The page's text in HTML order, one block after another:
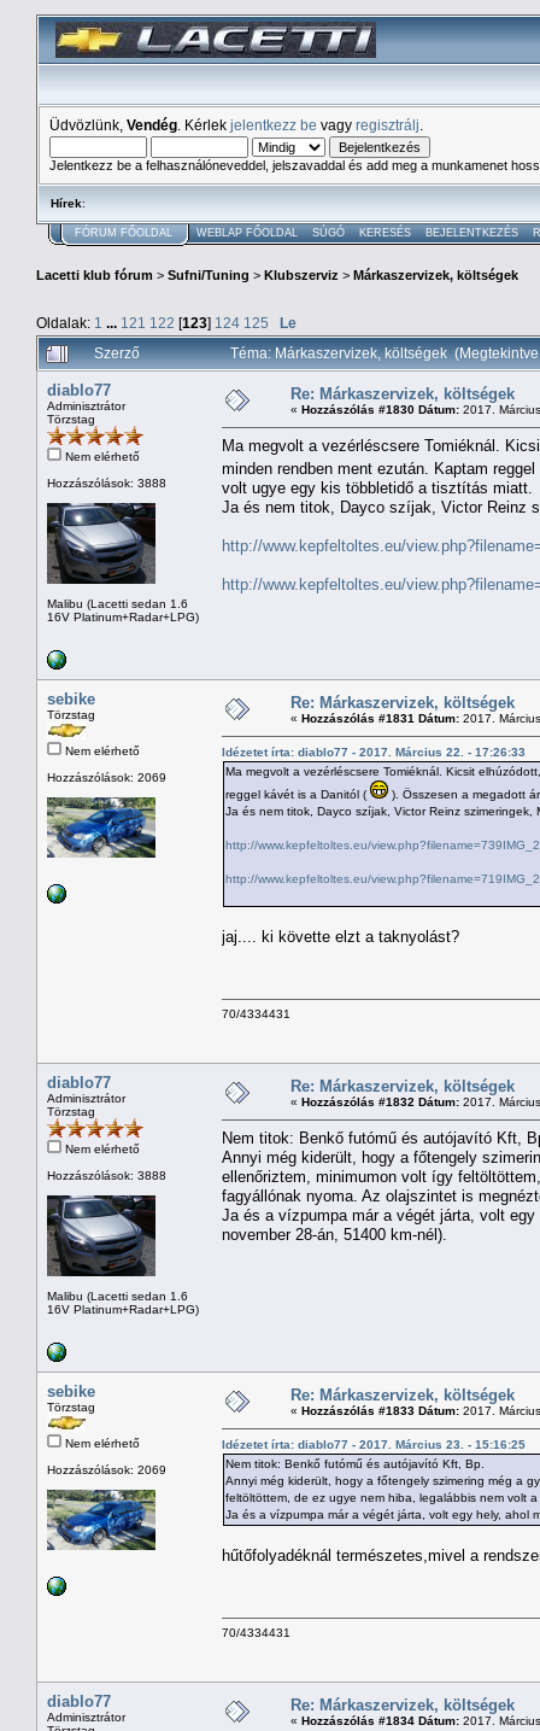
Üdvözlünk, Vendég . Kérlek jelentkezz be vagy regisztrálj
Jelentkezz be a felhasználóneveddel, jelszavaddal és add meg a munkamenet
Hírek:
FÓRUM FŐOLDAL WEBLAP FŐOLDAL SÚGÓ KERESÉS BEJELENTKEZÉS
Lacetti klub fórum > Sufni/Tuning > Klubszerviz > Márkaszervizek, költségek
Oldalak: 1 ... 121 122 [123] 124 125
Le
Szerző
Téma: Márkaszervizek, költségek
diablo77
Adminisztrátor
Törzstag
Nem elérhető
Hozzászólások: 3888
Malibu (Lacetti sedan 1.6
16V Platinum+Radar+LPG)
Re: Márkaszervizek, költségek
« Hozzászólás #1830 Dátum: 2017.
Ma megvolt a vezérléscsere Tomiéknál.
minden rendben ment ezután. Kaptam
volt ugye egy kis többletidő a tisztítás miatt.
Ja és nem titok, Dayco szíjak, Victor Reinz
http://www.kepfeltoltes.eu/
http://www.kepfeltoltes.eu/
sebike
Törzstag
Nem elérhető
Hozzászólások: 2069
Re: Márkaszervizek, költségek
« Hozzászólás #1831 Dátum: 2017.
Idézetet írta: diablo77 - 2017. Március 22. - 17:26:33
Ma megvolt a vezérléscsere Tomiéknál. Kicsit
reggel kávét is a Danitól (
). Összesen a megadott
Ja és nem titok, Dayco szíjak, Victor Reinz
http://www.kepfeltoltes.eu/
http://www.kepfeltoltes.eu/
jaj.... ki követte elzt a taknyolást?
70/4334431
diablo77
Adminisztrátor
Törzstag
Nem elérhető
Hozzászólások: 3888
Malibu (Lacetti sedan 1.6
16V Platinum+Radar+LPG)
Re: Márkaszervizek, költségek
« Hozzászólás #1832 Dátum: 2017.
Nem titok: Benkő futómű és autójavító Kft,
Annyi még kiderült, hogy a főtengely
ellenőriztem, minimumon volt így
fagyállónak nyoma. Az olajszintet is
Ja és a vízpumpa már a végét járta, volt
november 28-án, 51400 km-nél).
sebike
Törzstag
Nem elérhető
Hozzászólások: 2069
Re: Márkaszervizek, költségek
« Hozzászólás #1833 Dátum: 2017.
Idézetet írta: diablo77 - 2017. Március 23. - 15:16:25
Nem titok: Benkő futómű és autójavító Kft, Bp.
Annyi még kiderült, hogy a főtengely szimering még a
feltöltöttem, de ez ugye nem hiba, legalábbis nem volt
Ja és a vízpumpa már a végét járta, volt egy hely, ahol
hűtőfolyadéknál természetes,mivel a
70/4334431
diablo77
Adminisztrátor
Re: Márkaszervizek, költségek
« Hozzászólás #1834 Dátum: 2017.